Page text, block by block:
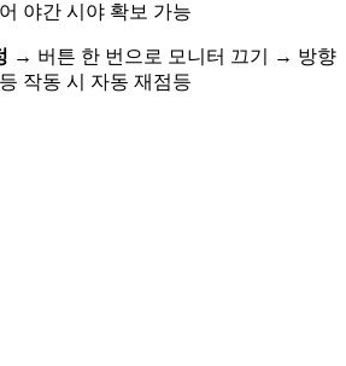
야간 시야 확보 가능
→ 버튼 한 번으로 모니터 끄기
→ 방향
작동 시 자동 재점등